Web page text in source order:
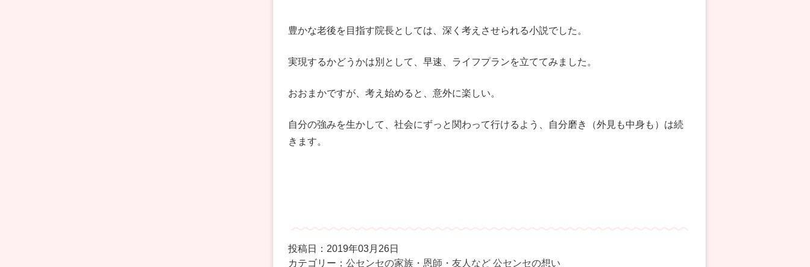
豊かな老後を目指す院長としては、深く考えさせられる小説でした。
実現するかどうかは別として、早速、ライフプランを立ててみました。
おおまかですが、考え始めると、意外に楽しい。
自分の強みを生かして、社会にずっと関わって行けるよう、自分磨き（外見も中身も）は続
きます。
投稿日：2019年03月26日
カテゴリー： 公センセの家族・恩師・友人など 公センセの想い